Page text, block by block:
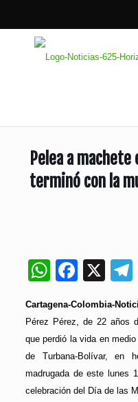
Pelea a
terminó con la
X
Cartagena-Colombia-
Pérez Pérez, de 22 años
que perdió la vida en
de Turbana-Bolívar, en
madrugada de este lunes
celebración del Día de las